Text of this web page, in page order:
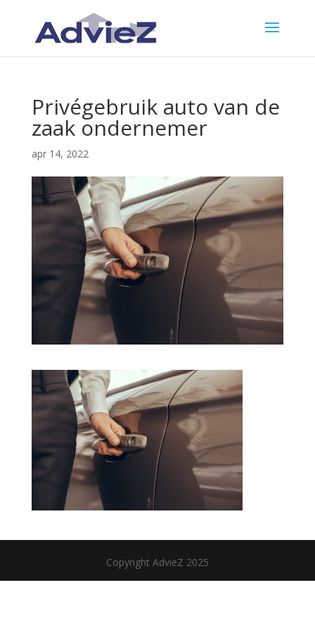
Privégebruik auto van de
zaak ondernemer
apr 14, 2022
Copyright AdvieZ 2025